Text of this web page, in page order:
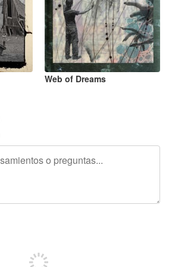
Web of Dreams